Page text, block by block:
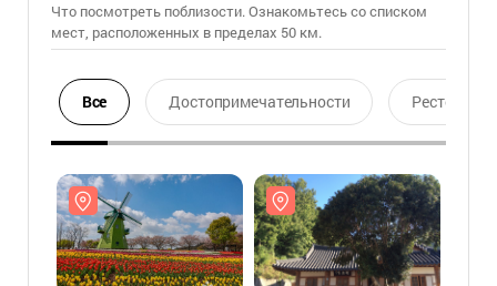
Что посмотреть поблизости. Ознакомьтесь со списком
мест, расположенных в пределах 50 км.
Все Достопримечательности Ресторан